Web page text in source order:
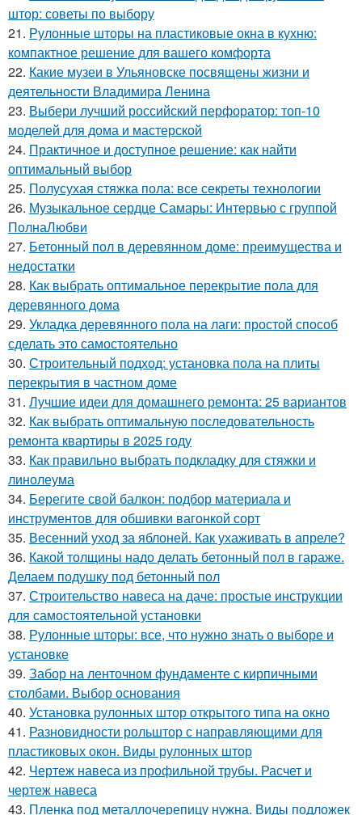
штор: советы по выбору
21. Рулонные шторы на пластиковые окна в кухню:
компактное решение для вашего комфорта
22. Какие музеи в Ульяновске посвящены жизни и
деятельности Владимира Ленина
23. Выбери лучший российский перфоратор: топ-10
моделей для дома и мастерской
24. Практичное и доступное решение: как найти
оптимальный выбор
25. Полусухая стяжка пола: все секреты технологии
26. Музыкальное сердце Самары: Интервью с группой
ПолнаЛюбви
27. Бетонный пол в деревянном доме: преимущества и
недостатки
28. Как выбрать оптимальное перекрытие пола для
деревянного дома
29. Укладка деревянного пола на лаги: простой способ
сделать это самостоятельно
30. Строительный подход: установка пола на плиты
перекрытия в частном доме
31. Лучшие идеи для домашнего ремонта: 25 вариантов
32. Как выбрать оптимальную последовательность
ремонта квартиры в 2025 году
33. Как правильно выбрать подкладку для стяжки и
линолеума
34. Берегите свой балкон: подбор материала и
инструментов для обшивки вагонкой сорт
35. Весенний уход за яблоней. Как ухаживать в апреле?
36. Какой толщины надо делать бетонный пол в гараже.
Делаем подушку под бетонный пол
37. Строительство навеса на даче: простые инструкции
для самостоятельной установки
38. Рулонные шторы: все, что нужно знать о выборе и
установке
39. Забор на ленточном фундаменте с кирпичными
столбами. Выбор основания
40. Установка рулонных штор открытого типа на окно
41. Разновидности рольштор с направляющими для
пластиковых окон. Виды рулонных штор
42. Чертеж навеса из профильной трубы. Расчет и
чертеж навеса
43. Пленка под металлочерепицу нужна. Виды подложек